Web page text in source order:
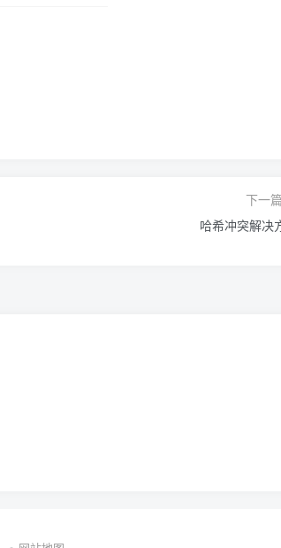
下一
哈希冲突解决